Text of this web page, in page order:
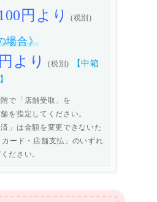
円より (税別)
場合》
より (税別)
【中箱
で「店舗受取」を
を指定してください。
」は金額を変更できないた
ード・店舗支払」のいずれ
ださい。